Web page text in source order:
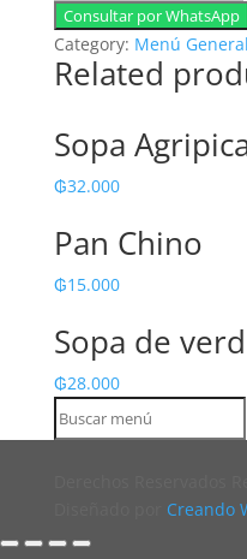
con
piña
quantity
Consultar por WhatsApp
Category: Menú General
Related
Sopa
₲32.000
Pan Chino
₲15.000
Sopa de
₲28.000
Buscar
Creando